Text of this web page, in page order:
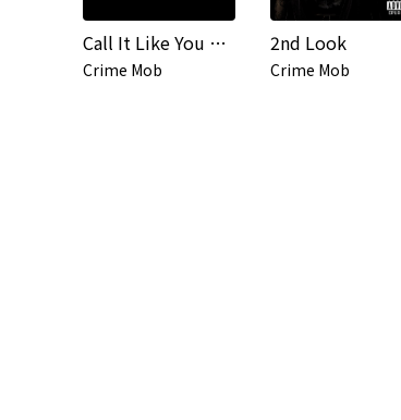
Call It Like You Wanna
Crime Mob
2nd Look
Crime Mob